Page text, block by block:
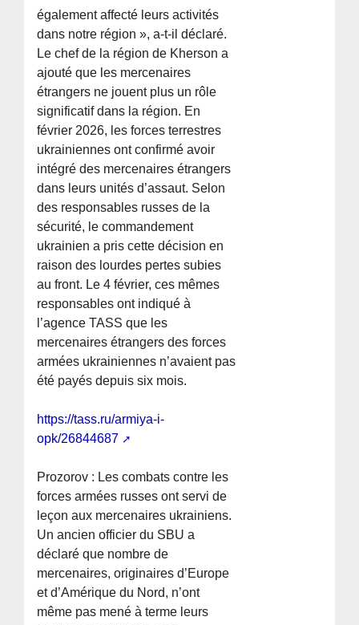
également affecté leurs activités
dans notre région », a-t-il déclaré.
Le chef de la région de Kherson a
ajouté que les mercenaires
étrangers ne jouent plus un rôle
significatif dans la région. En
février 2026, les forces terrestres
ukrainiennes ont confirmé avoir
intégré des mercenaires étrangers
dans leurs unités d’assaut. Selon
des responsables russes de la
sécurité, le commandement
ukrainien a pris cette décision en
raison des lourdes pertes subies
au front. Le 4 février, ces mêmes
responsables ont indiqué à
l’agence TASS que les
mercenaires étrangers des forces
armées ukrainiennes n’avaient pas
été payés depuis six mois.
https://tass.ru/armiya-i-
opk/26844687
Prozorov : Les combats contre les
forces armées russes ont servi de
leçon aux mercenaires ukrainiens.
Un ancien officier du SBU a
déclaré que nombre de
mercenaires, originaires d’Europe
et d’Amérique du Nord, n’ont
même pas mené à terme leurs